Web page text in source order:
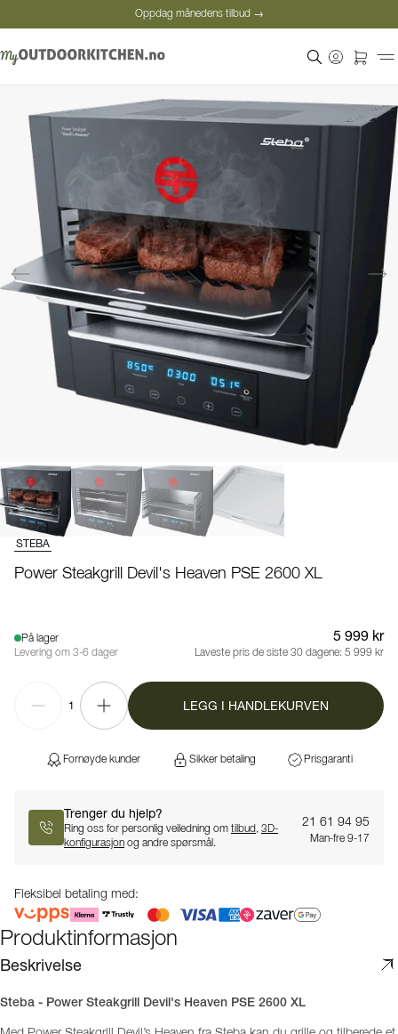
Oppdag månedens tilbud →
Oppdag månedens tilbud →
STEBA
Power Steakgrill Devil's Heaven PSE 2600 XL
På lager
Levering om 3-6 dager
5 999 kr
Laveste pris de siste 30 dagene: 5 999 kr
1 LEGG I HANDLEKURVEN
Fornøyde kunder Sikker betaling Prisgaranti
Trenger du hjelp?
Ring oss for personlig veiledning om tilbud, 3D-
konfigurasjon og andre spørsmål.
21 61 94 95
Man-fre 9-17
Fleksibel betaling med:
Produktinformasjon
Beskrivelse
Steba - Power Steakgrill Devil's Heaven PSE 2600 XL